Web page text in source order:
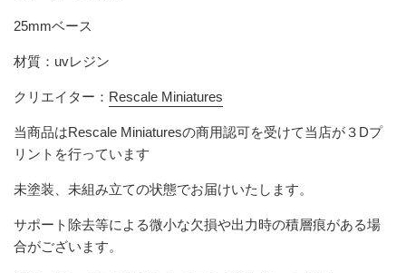
25mmベース
材質：uvレジン
クリエイター： Rescale Miniatures
当商品はRescale Miniaturesの商用認可を受けて当店が３Dプ
リントを行っています
未塗装、未組み立ての状態でお届けいたします。
サポート除去等による微小な欠損や出力時の積層痕がある場
合がございます。